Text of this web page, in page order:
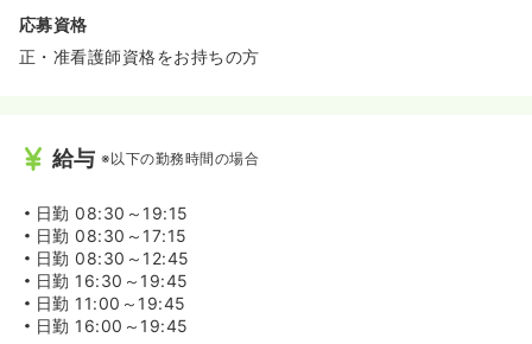
応募資格
正・准看護師資格をお持ちの方
給与 ※以下の勤務時間の場合
日勤 08:30～19:15
日勤 08:30～17:15
日勤 08:30～12:45
日勤 16:30～19:45
日勤 11:00～19:45
日勤 16:00～19:45